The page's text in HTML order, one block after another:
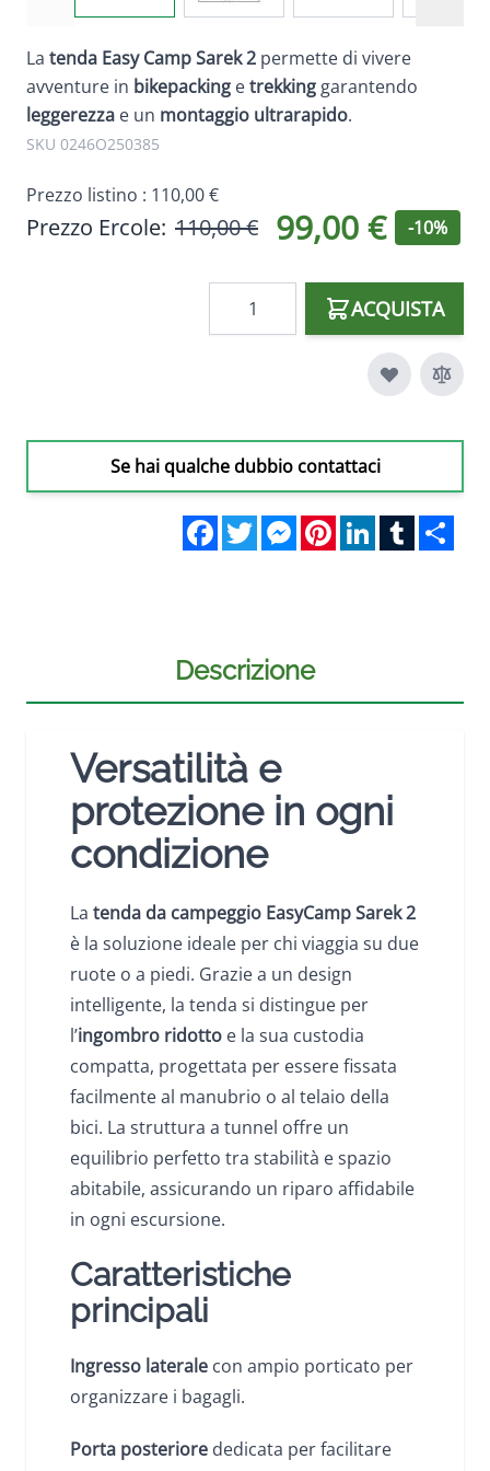
La tenda Easy Camp Sarek 2 permette di vivere
avventure in bikepacking etrekking garantendo
leggerezza e un montaggio ultrarapido.
SKU 0246O250385
Prezzo listino : 110,00 €
Prezzo Ercole: 110,00 € 99,00 € -10%
ACQUISTA
Se hai qualche dubbio contattaci
FacebookTwitterMessengerPinterestLinkedInTumblr
Descrizione
Versatilità e
protezione in ogni
condizione
La tenda da campeggio EasyCamp Sarek 2
è la soluzione ideale per chi viaggia su due
ruote o a piedi. Grazie a un design
intelligente, la tenda si distingue per
l’ingombro ridotto e la sua custodia
compatta, progettata per essere fissata
facilmente al manubrio o al telaio della
bici. La struttura a tunnel offre un
equilibrio perfetto tra stabilità e spazio
abitabile, assicurando un riparo affidabile
in ogni escursione.
Caratteristiche
principali
Ingresso laterale con ampio porticato per
organizzare i bagagli.
Porta posteriore dedicata per facilitare